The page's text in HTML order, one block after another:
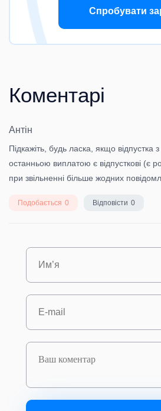
Спробувати
Коментарі
Антін
Підкажіть, будь ласка, якщо відпустка
останньою виплатою є відпусткові (є
при звільненні більше жодних
Подобається 0 Відповісти 0